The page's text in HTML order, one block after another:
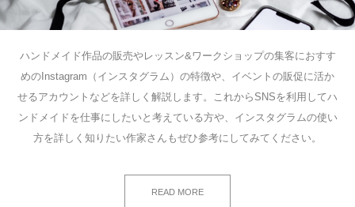
ハンドメイド作品の販売やレッスン&ワークショップの集客におすす
めのInstagram（インスタグラム）の特徴や、イベントの販促に活か
せるアカウントなどを詳しく解説します。これからSNSを利用してハ
ンドメイドを仕事にしたいと考えている方や、インスタグラムの使い
方を詳しく知りたい作家さんもぜひ参考にしてみてください。
READ MORE